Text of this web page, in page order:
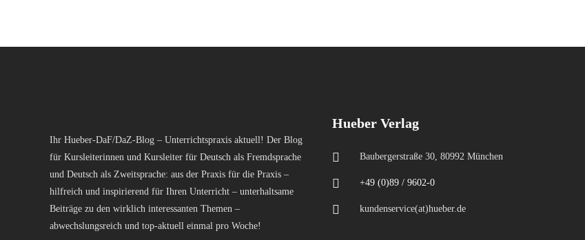
Ihr Hueber-DaF/DaZ-Blog – Unterrichtspraxis aktuell! Der Blog
für Kursleiterinnen und Kursleiter für Deutsch als Fremdsprache
und Deutsch als Zweitsprache: aus der Praxis für die Praxis –
hilfreich und inspirierend für Ihren Unterricht – unterhaltsame
Beiträge zu den wirklich interessanten Themen –
abwechslungsreich und top-aktuell einmal pro Woche!
Hueber Verlag
Baubergerstraße 30, 80992 München
+49 (0)89 / 9602-0
kundenservice(at)hueber.de